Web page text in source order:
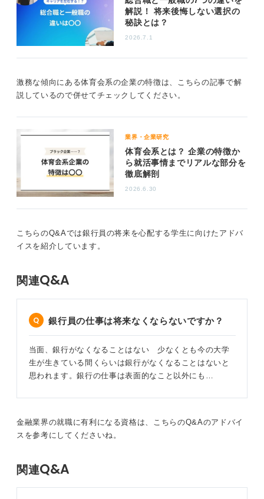
れてきていますし、今後も改善されていくでしょう。
解説！ 将来後悔しない選択の
秘訣とは？
2026.7.1
激務な傾向にある体育会系の企業の特徴は、こちらの記事で解
説しているので併せてチェックしてください。
業界・企業研究
体育会系とは？ 企業の特徴か
ら就活事情までリアルな部分を
徹底解剖
2026.6.30
こちらのQ&Aでは銀行員の将来を心配する学生に向けたアドバ
イスを紹介しています。
関連Q&A
銀行員の仕事は将来なくならないですか？
当面、銀行がなくなることはない 少なくとも今の大学
生が生きている間くらいは銀行がなくなることはないと
思われます。銀行の仕事は表面的なこと以外にも…
金融業界の就職に有利になる資格は、こちらのQ&Aのアドバイ
スを参考にしてくださいね。
関連Q&A